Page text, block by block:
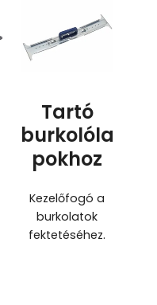
Tartó
burkolóla
pokhoz
Kezelőfogó a
burkolatok
fektetéséhez.